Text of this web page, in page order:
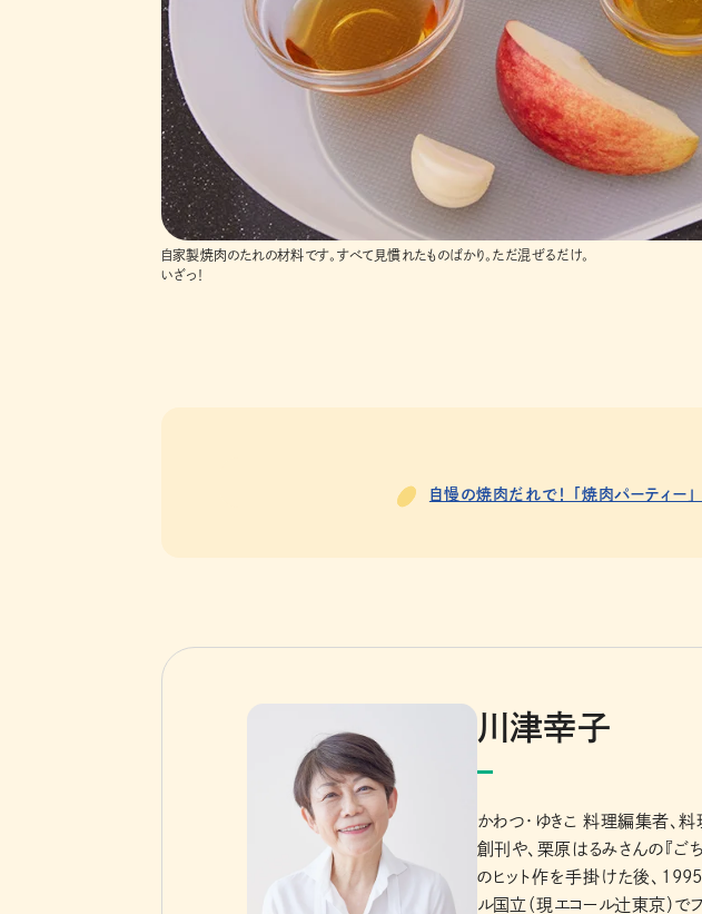
自家製焼肉のたれの材料です。すべて見慣れたものばかり。ただ混ぜるだけ。
いざっ！
自慢の焼肉だれで！ 「焼肉パーティー」
川津幸子
かわつ・ゆきこ 料理編集者、料
創刊や、栗原はるみさんの『ごち
のヒット作を手掛けた後、
ル国立（現エコール辻東京）で